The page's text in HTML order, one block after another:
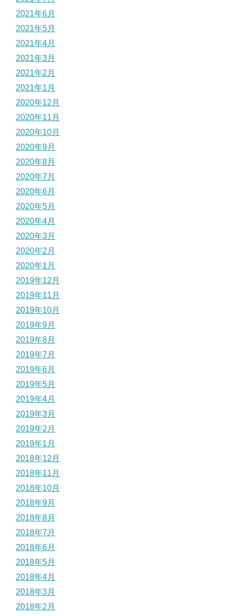
2021年6月
2021年5月
2021年4月
2021年3月
2021年2月
2021年1月
2020年12月
2020年11月
2020年10月
2020年9月
2020年8月
2020年7月
2020年6月
2020年5月
2020年4月
2020年3月
2020年2月
2020年1月
2019年12月
2019年11月
2019年10月
2019年9月
2019年8月
2019年7月
2019年6月
2019年5月
2019年4月
2019年3月
2019年2月
2019年1月
2018年12月
2018年11月
2018年10月
2018年9月
2018年8月
2018年7月
2018年6月
2018年5月
2018年4月
2018年3月
2018年2月